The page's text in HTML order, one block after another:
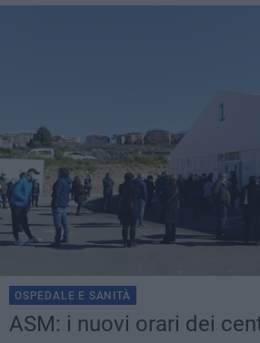
OSPEDALE E SANITÀ
ASM: i nuovi orari dei